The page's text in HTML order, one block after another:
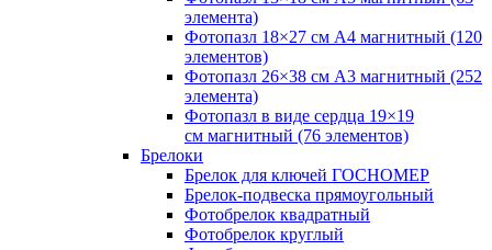
элемента)
Фотопазл 18×27 см А4 магнитный (120
элементов)
Фотопазл 26×38 см А3 магнитный (252
элемента)
Фотопазл в виде сердца 19×19
см магнитный (76 элементов)
Брелоки
Брелок для ключей ГОСНОМЕР
Брелок-подвеска прямоугольный
Фотобрелок квадратный
Фотобрелок круглый